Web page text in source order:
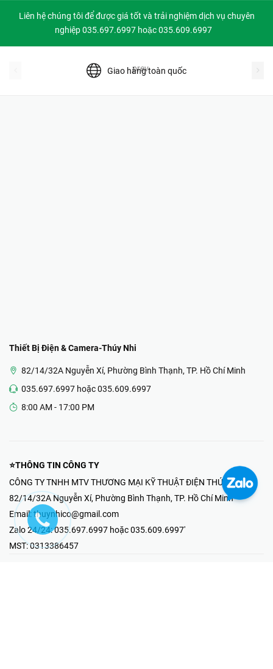
Liên hệ chúng tôi để được giá tốt và trải nghiệm dịch vụ chuyên
nghiệp 035.697.6997 hoặc 035.609.6997
Giao hàng toàn quốc
prev
Thiết Bị Điện & Camera-Thúy Nhi
82/14/32A Nguyễn Xí, Phường Bình Thạnh, TP. Hồ Chí Minh
035.697.6997 hoặc 035.609.6997
8:00 AM - 17:00 PM
⭐THÔNG TIN CÔNG TY
CÔNG TY TNHH MTV THƯƠNG MẠI KỸ THUẬT ĐIỆN THÚY NHI
82/14/32A Nguyễn Xí, Phường Bình Thạnh, TP. Hồ Chí Minh
Email: thuynhico@gmail.com
Zalo 24/24:035.697.6997 hoặc 035.609.6997'
MST:0313386457